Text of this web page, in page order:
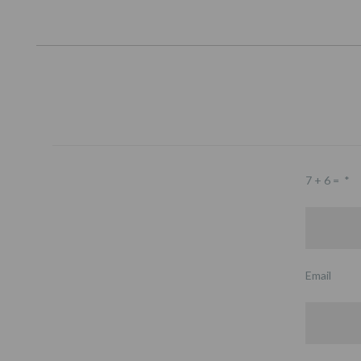
7 + 6 = *
Email